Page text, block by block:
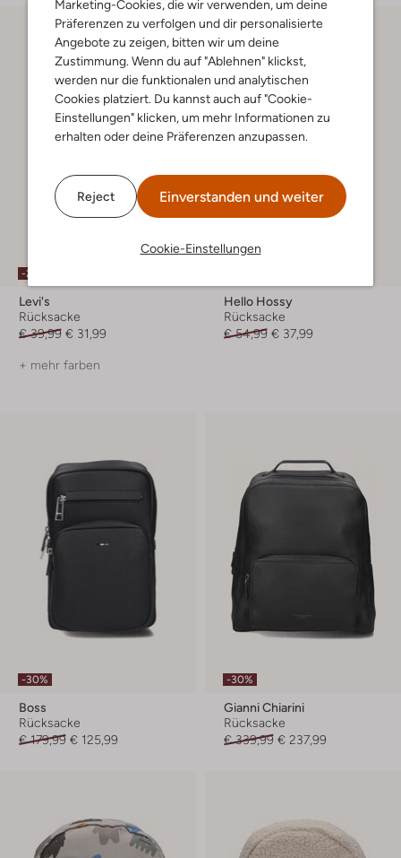
Marketing-Cookies, die wir verwenden, um deine
Präferenzen zu verfolgen und dir personalisierte
Angebote zu zeigen, bitten wir um deine
Zustimmung. Wenn du auf "Ablehnen" klickst,
werden nur die funktionalen und analytischen
Cookies platziert. Du kannst auch auf "Cookie-
Einstellungen" klicken, um mehr Informationen zu
erhalten oder deine Präferenzen anzupassen.
Reject Einverstanden und weiter
Cookie-Einstellungen
-20%
Levi's
Rücksacke
€ 39,99 € 31,99
+ mehr farben
Hello Hossy
Rücksacke
€ 54,99 € 37,99
-30%
Boss
Rücksacke
€ 179,99 € 125,99
-30%
Gianni Chiarini
Rücksacke
€ 339,99 € 237,99